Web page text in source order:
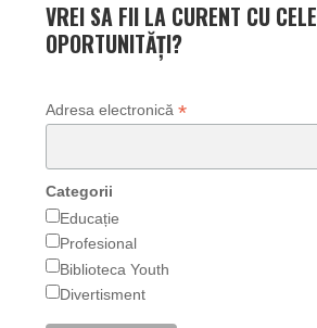
VREI SA FII LA CURENT CU
OPORTUNITĂȚI?
Adresa electronică *
Categorii
Educație
Profesional
Biblioteca Youth
Divertisment